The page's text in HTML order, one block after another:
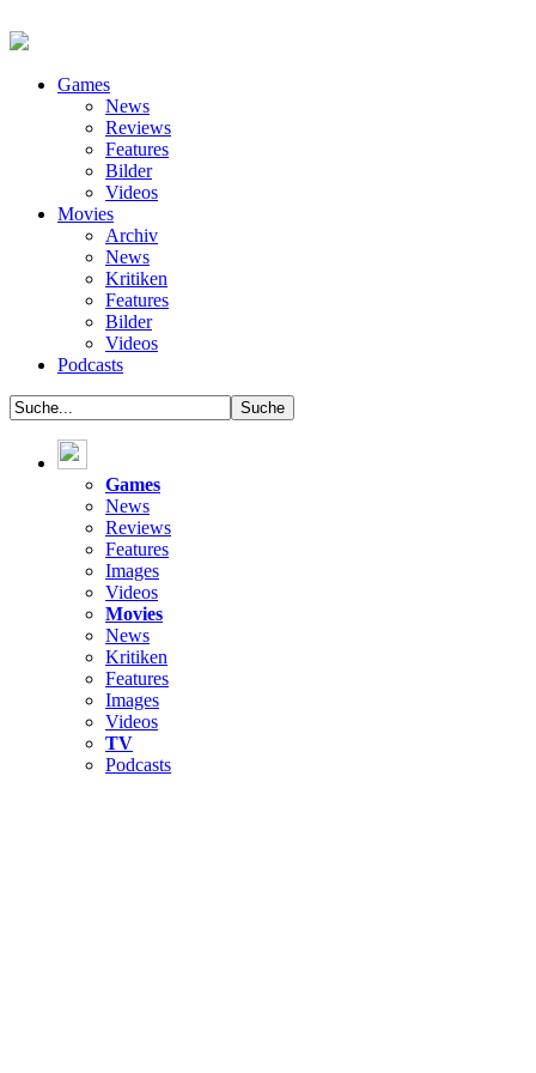
Games
News
Reviews
Features
Bilder
Videos
Movies
Archiv
News
Kritiken
Features
Bilder
Videos
Podcasts
Games
News
Reviews
Features
Images
Videos
Movies
News
Kritiken
Features
Images
Videos
TV
Podcasts